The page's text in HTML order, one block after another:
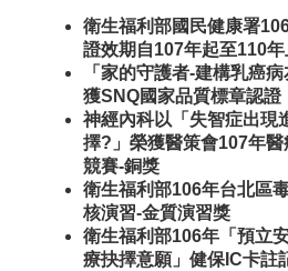
衛生福利部國民健康署
證效期自107年起至110年
「家的守護者-建構乳癌
獲SNQ國家品質標章認證
神經內科以「失智症出現
擇?」榮獲醫策會107年
競賽-銅獎
衛生福利部106年台北區
核演習-金質演習獎
衛生福利部106年「預立
療抉擇意願」健保IC卡註